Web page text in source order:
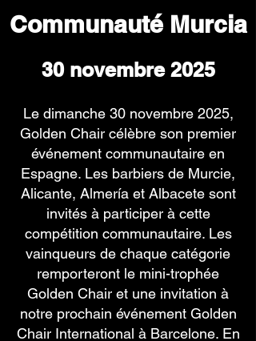
Communauté Murcia
30 novembre 2025
Le dimanche 30 novembre 2025,
Golden Chair célèbre son premier
événement communautaire en
Espagne. Les barbiers de Murcie,
Alicante, Almería et Albacete sont
invités à participer à cette
compétition communautaire. Les
vainqueurs de chaque catégorie
remporteront le mini-trophée
Golden Chair et une invitation à
notre prochain événement Golden
Chair International à Barcelone. En